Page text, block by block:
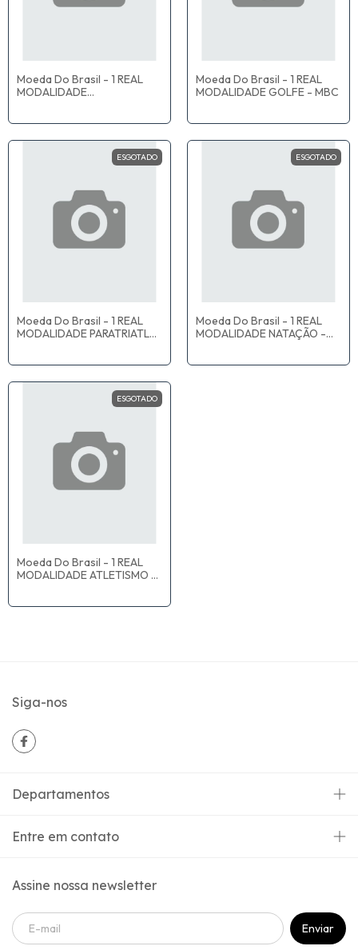
Moeda Do Brasil - 1 REAL
MODALIDADE
Moeda Do Brasil - 1 REAL
MODALIDADE GOLFE - MBC
ESGOTADO
Moeda Do Brasil - 1 REAL
MODALIDADE PARATRIATLO
ESGOTADO
Moeda Do Brasil - 1 REAL
MODALIDADE NATAÇÃO -
ESGOTADO
Moeda Do Brasil - 1 REAL
MODALIDADE ATLETISMO -
Siga-nos
Departamentos
Entre em contato
Assine nossa newsletter